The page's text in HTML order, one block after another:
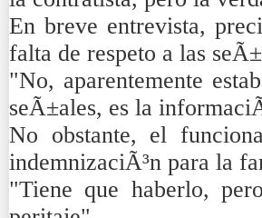
En breve entrevista,
falta de respeto a las
"No, aparentemente
seÃ±ales, es la
No obstante, el
indemnizaciÃ³n para la
"Tiene que haberlo,